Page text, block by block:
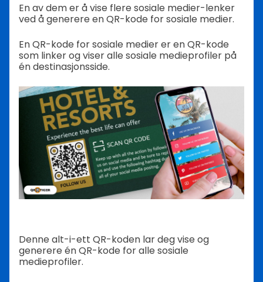
En av dem er å vise flere sosiale medier-lenker
ved å generere en QR-kode for sosiale medier.
En QR-kode for sosiale medier er en QR-kode
som linker og viser alle sosiale medieprofiler på
én destinasjonsside.
Denne alt-i-ett QR-koden lar deg vise og
generere én QR-kode for alle sosiale
medieprofiler.